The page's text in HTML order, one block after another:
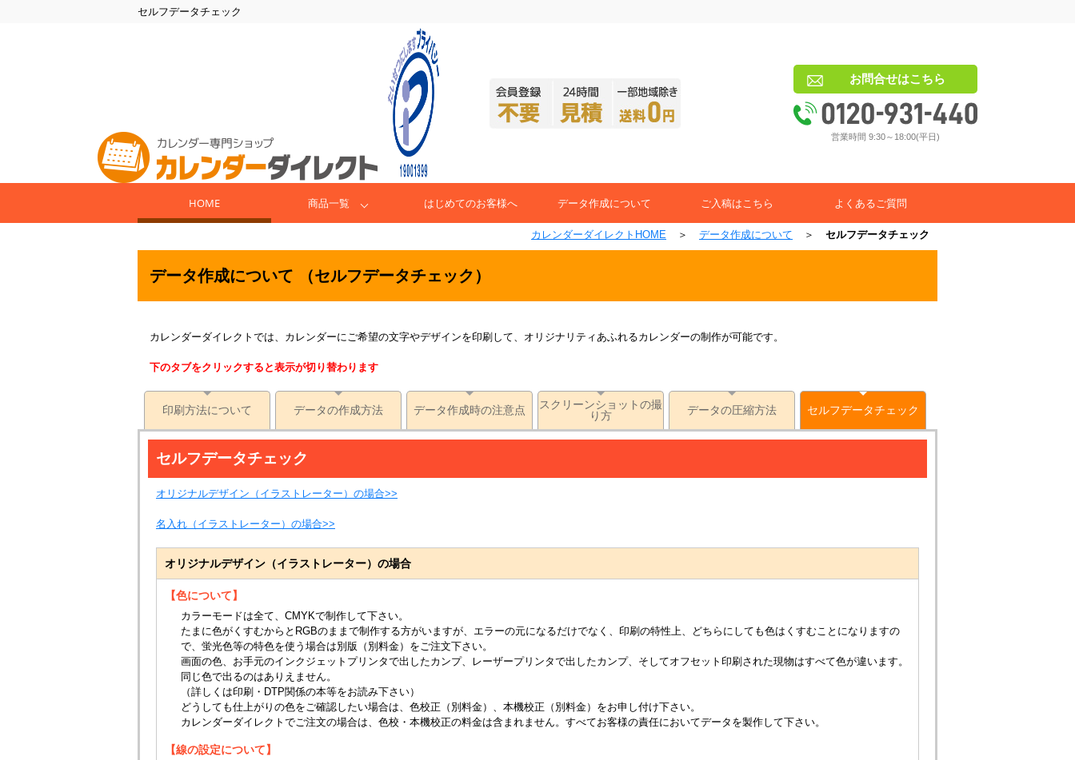
セルフデータチェック
お問合せはこちら
営業時間 9:30～18:00(平日)
HOME 商品一覧 はじめてのお客様へ データ作成について ご入稿はこちら よくあるご質問
カレンダーダイレクトHOME ＞ データ作成について ＞ セルフデータチェック
データ作成について （セルフデータチェック）
カレンダーダイレクトでは、カレンダーにご希望の文字やデザインを印刷して、オリジナリティあふれるカレンダーの制作が可能です。
下のタブをクリックすると表示が切り替わります
印刷方法について データの作成方法 データ作成時の注意点
スクリーンショットの撮
り方
データの圧縮方法 セルフデータチェック
セルフデータチェック
オリジナルデザイン（イラストレーター）の場合>>
名入れ（イラストレーター）の場合>>
オリジナルデザイン（イラストレーター）の場合
【色について】
カラーモードは全て、CMYKで制作して下さい。
たまに色がくすむからとRGBのままで制作する方がいますが、エラーの元になるだけでなく、印刷の特性上、どちらにしても色はくすむことになりますの
で、蛍光色等の特色を使う場合は別版（別料金）をご注文下さい。
画面の色、お手元のインクジェットプリンタで出したカンプ、レーザープリンタで出したカンプ、そしてオフセット印刷された現物はすべて色が違います。
同じ色で出るのはありえません。
（詳しくは印刷・DTP関係の本等をお読み下さい）
どうしても仕上がりの色をご確認したい場合は、色校正（別料金）、本機校正（別料金）をお申し付け下さい。
カレンダーダイレクトでご注文の場合は、色校・本機校正の料金は含まれません。すべてお客様の責任においてデータを製作して下さい。
【線の設定について】